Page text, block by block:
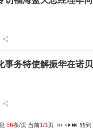
事务特使解振华在诺
56条/页 当前1/1页 转到